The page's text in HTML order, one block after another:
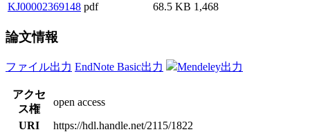
KJ00002369148 pdf 68.5 KB 1,468
論文情報
ファイル出力 EndNote Basic出力 Mendeley出力
アクセ
ス権
open access
URI
https://hdl.handle.net/2115/1822